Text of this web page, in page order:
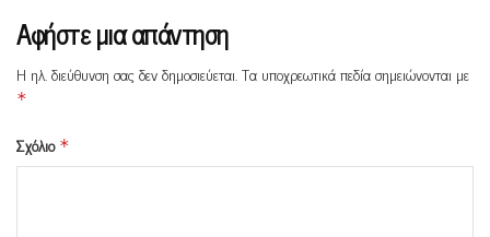
Αφήστε μια απάντηση
Η ηλ. διεύθυνση σας δεν δημοσιεύεται.Τα υποχρεωτικά πεδία σημειώνονται με
*
Σχόλιο *